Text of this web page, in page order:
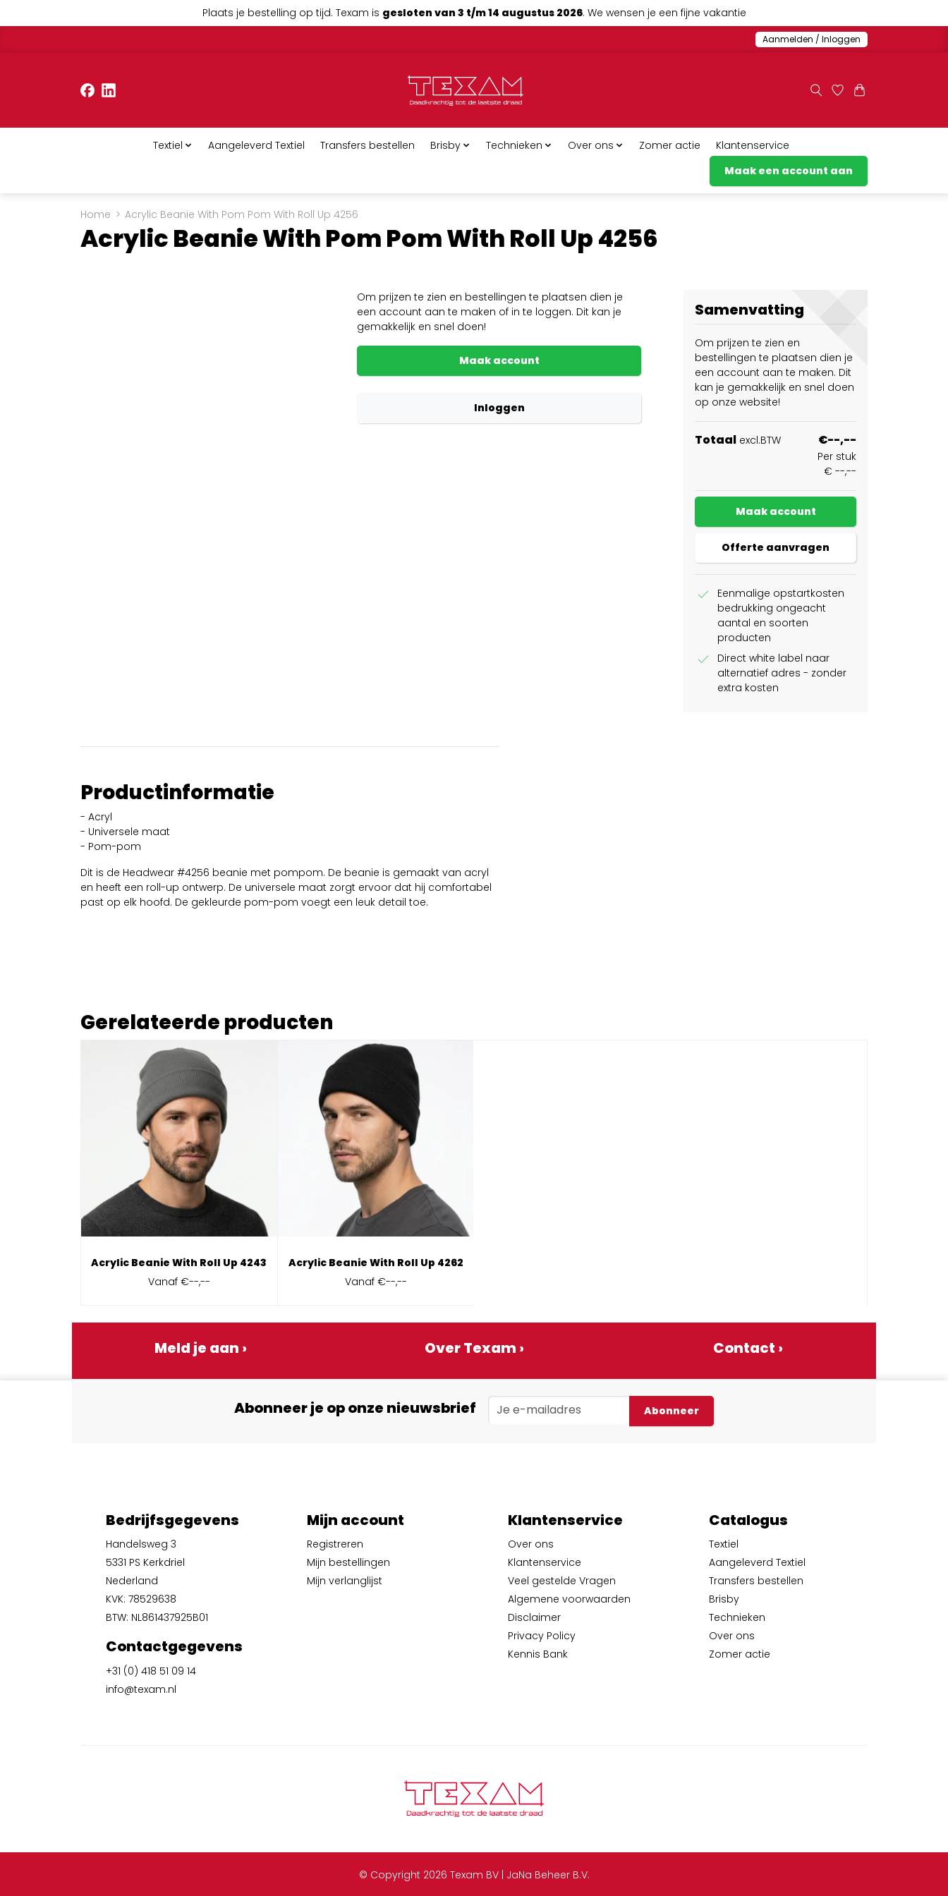
Plaats je bestelling op tijd. Texam is gesloten van 3 t/m 14 augustus 2026. We wensen je een fijne vakantie
Aanmelden / Inloggen
Textiel Aangeleverd Textiel Transfers bestellen Brisby Technieken Over ons Zomer actie
Klantenservice
Maak een account aan
Home > Acrylic Beanie With Pom Pom With Roll Up 4256
Acrylic Beanie With Pom Pom With Roll Up 4256
Om prijzen te zien en bestellingen te plaatsen dien je
een account aan te maken of in te loggen. Dit kan je
gemakkelijk en snel doen!
Maak account
Inloggen
Samenvatting
Om prijzen te zien en
bestellingen te plaatsen dien je
een account aan te maken. Dit
kan je gemakkelijk en snel doen
op onze website!
Totaal excl.BTW €--,--
Per stuk
€ --,--
Maak account
Offerte aanvragen
check
Eenmalige opstartkosten
bedrukking ongeacht
aantal en soorten
producten
check
Direct white label naar
alternatief adres - zonder
extra kosten
Productinformatie
- Acryl
- Universele maat
- Pom-pom
Dit is de Headwear #4256 beanie met pompom. De beanie is gemaakt van acryl
en heeft een roll-up ontwerp. De universele maat zorgt ervoor dat hij comfortabel
past op elk hoofd. De gekleurde pom-pom voegt een leuk detail toe.
Gerelateerde producten
Acrylic Beanie With Roll Up 4243
Vanaf €--,--
Acrylic Beanie With Roll Up 4262
Vanaf €--,--
Meld je aan › Over Texam › Contact ›
Abonneer je op onze nieuwsbrief Abonneer
Bedrijfsgegevens
Handelsweg 3
5331 PS Kerkdriel
Nederland
KVK: 78529638
BTW: NL861437925B01
Contactgegevens
+31 (0) 418 51 09 14
info@texam.nl
Mijn account
Registreren
Mijn bestellingen
Mijn verlanglijst
Klantenservice
Over ons
Klantenservice
Veel gestelde Vragen
Algemene voorwaarden
Disclaimer
Privacy Policy
Kennis Bank
Catalogus
Textiel
Aangeleverd Textiel
Transfers bestellen
Brisby
Technieken
Over ons
Zomer actie
© Copyright 2026 Texam BV | JaNa Beheer B.V.